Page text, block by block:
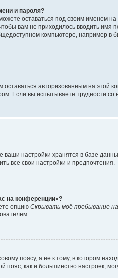
и пароля?
оставаться под своим именем
вам не приходилось вводить
компьютере, например в
авторизованным на этой
Если вы испытываете трудности
ваши настройки хранятся в базе
все свои настройки и предпочтения.
на конференции»?
опцию Скрывать моё пребывание
поясу, а не к тому, в котором
пояс, как и большинство настроек,